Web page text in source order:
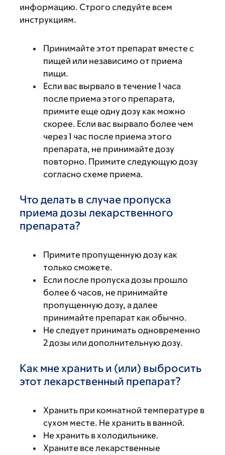
информацию. Строго следуйте всем
инструкциям.
Принимайте этот препарат вместе с
пищей или независимо от приема
пищи.
Если вас вырвало в течение 1 часа
после приема этого препарата,
примите еще одну дозу как можно
скорее. Если вас вырвало более чем
через 1 час после приема этого
препарата, не принимайте дозу
повторно. Примите следующую дозу
согласно схеме приема.
Что делать в случае пропуска
приема дозы лекарственного
препарата?
Примите пропущенную дозу как
только сможете.
Если после пропуска дозы прошло
более 6 часов, не принимайте
пропущенную дозу, а далее
принимайте препарат как обычно.
Не следует принимать одновременно
2 дозы или дополнительную дозу.
Как мне хранить и (или) выбросить
этот лекарственный препарат?
Хранить при комнатной температуре в
сухом месте. Не хранить в ванной.
Не хранить в холодильнике.
Храните все лекарственные